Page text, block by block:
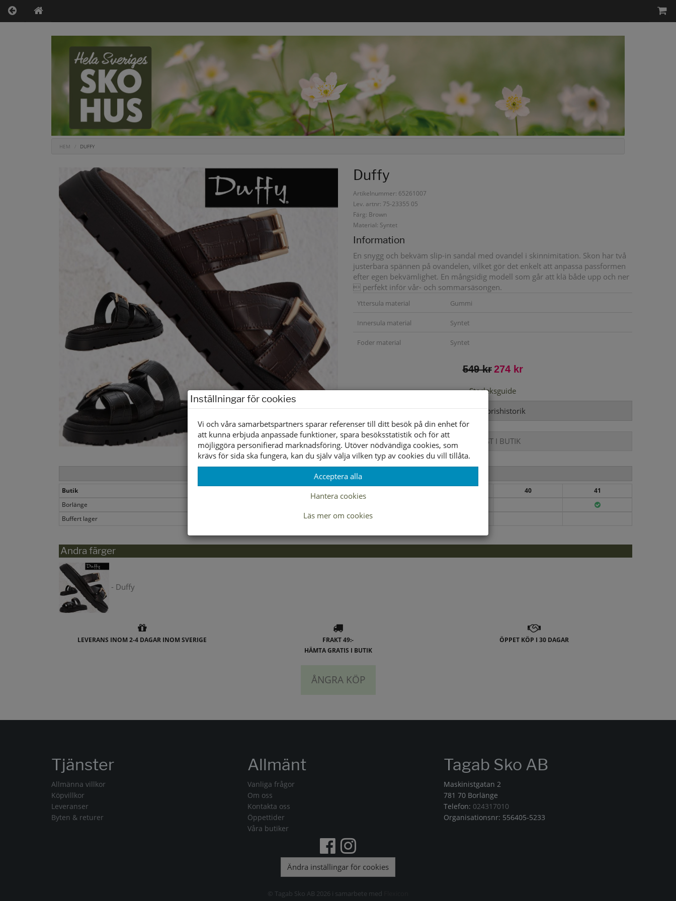
HEM DUFFY
Duffy
Artikelnummer: 65261007
Lev. artnr: 75-23355 05
Färg: Brown
Material: Syntet
Information
En snygg och bekväm slip-in sandal med ovandel i skinnimitation. Skon har två
justerbara spännen på ovandelen, vilket gör det enkelt att anpassa passformen
efter egen bekvämlighet. En mångsidig modell som går att klä både upp och ner
 perfekt inför vår- och sommarsäsongen.
Yttersula material Gummi
Innersula material Syntet
Foder material Syntet
549 kr 274 kr
Storleksguide
Visa prishistorik
ENDAST I BUTIK
Lagerstatus per butik
Butik
40
41
Borlänge
Buffert lager
Andra färger
- Duffy
LEVERANS INOM 2-4 DAGAR INOM SVERIGE
FRAKT 49:-
HÄMTA GRATIS I BUTIK
ÖPPET KÖP I 30 DAGAR
ÅNGRA KÖP
Inställningar för cookies
Vi och våra samarbetspartners sparar referenser till ditt besök på din enhet för
att kunna erbjuda anpassade funktioner, spara besöksstatistik och för att
möjliggöra personifierad marknadsföring. Utöver nödvändiga cookies, som
krävs för sida ska fungera, kan du själv välja vilken typ av cookies du vill tillåta.
Acceptera alla
Hantera cookies
Läs mer om cookies
Tjänster
Allmänna villkor
Köpvillkor
Leveranser
Byten & returer
Allmänt
Vanliga frågor
Om oss
Kontakta oss
Öppettider
Våra butiker
Tagab Sko AB
Maskinistgatan 2
781 70 Borlänge
Telefon: 024317010
Organisationsnr: 556405-5233
Ändra inställingar för cookies
© Tagab Sko AB 2026 i samarbete med